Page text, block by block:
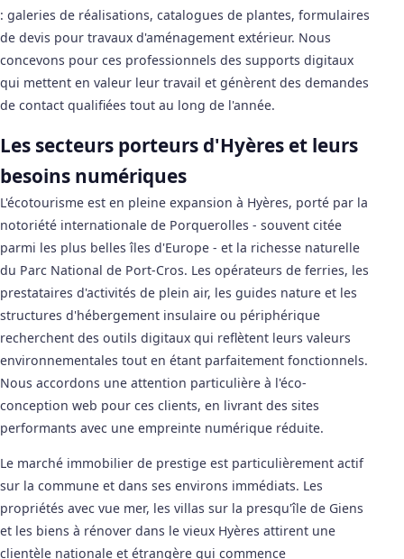
: galeries de réalisations, catalogues de plantes, formulaires
de devis pour travaux d'aménagement extérieur. Nous
concevons pour ces professionnels des supports digitaux
qui mettent en valeur leur travail et génèrent des demandes
de contact qualifiées tout au long de l'année.
Les secteurs porteurs d'Hyères et leurs
besoins numériques
L'écotourisme est en pleine expansion à Hyères, porté par la
notoriété internationale de Porquerolles - souvent citée
parmi les plus belles îles d'Europe - et la richesse naturelle
du Parc National de Port-Cros. Les opérateurs de ferries, les
prestataires d'activités de plein air, les guides nature et les
structures d'hébergement insulaire ou périphérique
recherchent des outils digitaux qui reflètent leurs valeurs
environnementales tout en étant parfaitement fonctionnels.
Nous accordons une attention particulière à l'éco-
conception web pour ces clients, en livrant des sites
performants avec une empreinte numérique réduite.
Le marché immobilier de prestige est particulièrement actif
sur la commune et dans ses environs immédiats. Les
propriétés avec vue mer, les villas sur la presqu'île de Giens
et les biens à rénover dans le vieux Hyères attirent une
clientèle nationale et étrangère qui commence